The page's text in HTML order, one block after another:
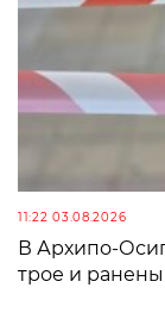
11:22 03.08.2026
В Архипо-
трое и ранены